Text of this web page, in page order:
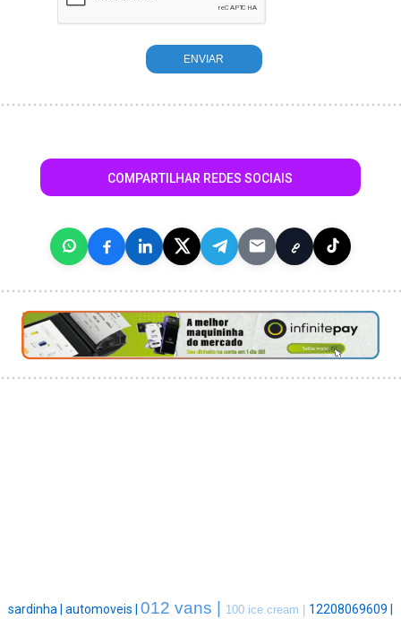
COMPARTILHAR REDES SOCIAIS
sardinha | automoveis | 012 vans | 100 ice cream | 12208069609 |